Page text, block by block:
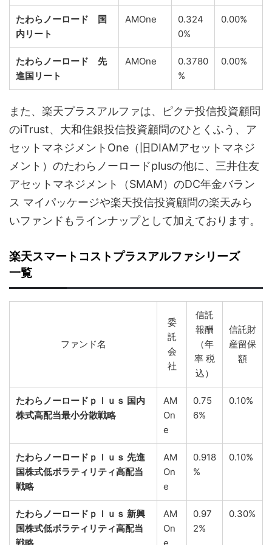
たわらノーロード 国
内リート
AMOne
0.324
0%
0.00%
たわらノーロード 先
進国リート
AMOne
0.3780
%
0.00%
また、楽天プラスアルファは、ピクテ投信投資顧問
のiTrust、大和住銀投信投資顧問のひとくふう、ア
セットマネジメントOne（旧DIAMアセットマネジ
メント）のたわらノーロードplusの他に、三井住友
アセットマネジメント（SMAM）のDC年金バラン
ス マイパッケージや楽天投信投資顧問の楽天みら
いファンドもラインナップとして加えております。
楽天スマートコストプラスアルファシリーズ
一覧
ファンド名
委
託
会
社
信託
報酬
（年
率 税
込）
信託財
産留保
額
たわらノーロードｐｌｕｓ 国内
株式高配当最小分散戦略
AM
On
e
0.75
6%
0.10%
たわらノーロードｐｌｕｓ 先進
国株式低ボラティリティ高配当
戦略
AM
On
e
0.918
%
0.10%
たわらノーロードｐｌｕｓ 新興
国株式低ボラティリティ高配当
AM
On
0.97
2%
0.30%